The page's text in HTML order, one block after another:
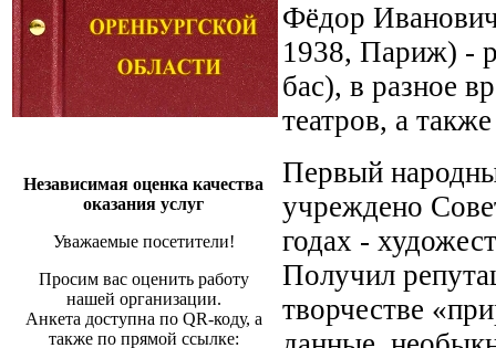
Независимая оценка качества
оказания услуг
Уважаемые посетители!
Просим вас оценить работу
нашей организации.
Анкета доступна по QR-коду, а
также по прямой ссылке:
Фёдор
1938, Париж) -
бас), в разное
театров, а
Первый
учреждено
годах -
Получил
творчестве